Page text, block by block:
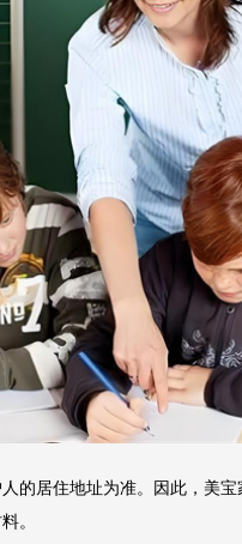
的居住地址为准。因此，美
。